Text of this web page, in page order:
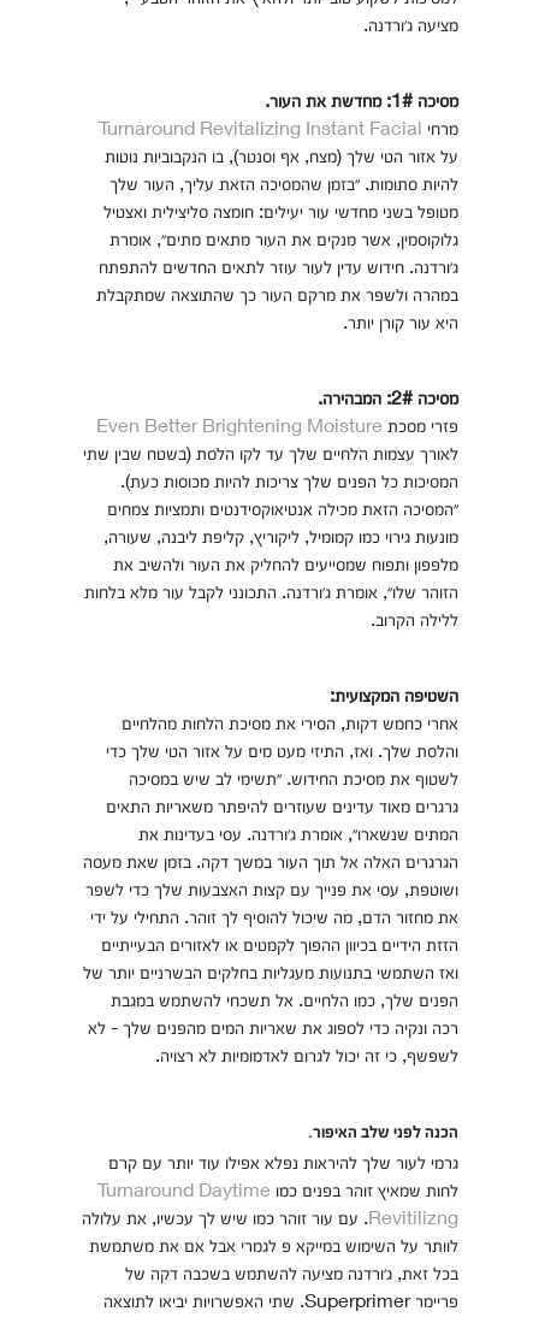
מציעה ג׳ורדנה.
מסיכה 1#: מחדשת את העור.
מרחי Turnaround Revitalizing Instant Facial
על אזור הטי שלך (מצח, אף וסנטר), בו הנקבוביות נוטות
להיות סתומות. ״בזמן שהמסיכה הזאת עליך, העור שלך
מטופל בשני מחדשי עור יעילים: חומצה סליצילית ואצטיל
גלוקוסמין, אשר מנקים את העור מתאים מתים״, אומרת
ג׳ורדנה. חידוש עדין לעור עוזר לתאים החדשים להתפתח
במהרה ולשפר את מרקם העור כך שהתוצאה שמתקבלת
היא עור קורן יותר.
מסיכה 2#: המבהירה.
פזרי מסכת Even Better Brightening Moisture
לאורך עצמות הלחיים שלך עד לקו הלסת (בשטח שבין שתי
המסיכות כל הפנים שלך צריכות להיות מכוסות כעת).
״המסיכה הזאת מכילה אנטיאוקסידנטים ותמציות צמחים
מונעות גירוי כמו קמומיל, ליקוריץ, קליפת ליבנה, שעורה,
מלפפון ותפוח שמסייעים להחליק את העור ולהשיב את
הזוהר שלו״, אומרת ג׳ורדנה. התכונני לקבל עור מלא בלחות
ללילה הקרוב.
השטיפה המקצועית:
אחרי כחמש דקות, הסירי את מסיכת הלחות מהלחיים
והלסת שלך. ואז, התיזי מעט מים על אזור הטי שלך כדי
לשטוף את מסיכת החידוש. ״תשימי לב שיש במסיכה
גרגרים מאוד עדינים שעוזרים להיפתר משאריות התאים
המתים שנשארו״, אומרת ג׳ורדנה. עסי בעדינות את
הגרגרים האלה אל תוך העור במשך דקה. בזמן שאת מעסה
ושוטפת, עסי את פנייך עם קצות האצבעות שלך כדי לשפר
את מחזור הדם, מה שיכול להוסיף לך זוהר. התחילי על ידי
הזזת הידיים בכיוון ההפוך לקמטים או לאזורים הבעייתיים
ואז השתמשי בתנועות מעגליות בחלקים הבשרניים יותר של
הפנים שלך, כמו הלחיים. אל תשכחי להשתמש במגבת
רכה ונקיה כדי לספוג את שאריות המים מהפנים שלך - לא
לשפשף, כי זה יכול לגרום לאדמומיות לא רצויה.
הכנה לפני שלב האיפור.
גרמי לעור שלך להיראות נפלא אפילו עוד יותר עם קרם
לחות שמאיץ זוהר בפנים כמו Turnaround Daytime
Revitilizng. עם עור זוהר כמו שיש לך עכשיו, את עלולה
לוותר על השימוש במייקא פ לגמרי אבל אם את משתמשת
בכל זאת, ג׳ורדנה מציעה להשתמש בשכבה דקה של
פריימר Superprimer. שתי האפשרויות יביאו לתוצאה